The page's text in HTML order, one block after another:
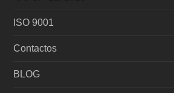
ISO 9001
Contactos
BLOG